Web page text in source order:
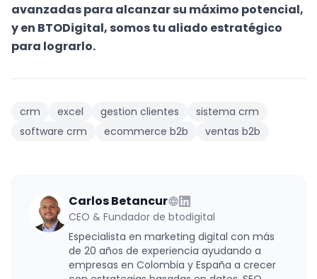
avanzadas para alcanzar su máximo potencial,
y en BTODigital, somos tu aliado estratégico
para lograrlo.
crm excel gestion clientes
sistema crm
software crm
ecommerce b2b ventas b2b
Carlos Betancur
CEO & Fundador de btodigital
Especialista en marketing digital con más
de 20 años de experiencia ayudando a
empresas en Colombia y España a crecer